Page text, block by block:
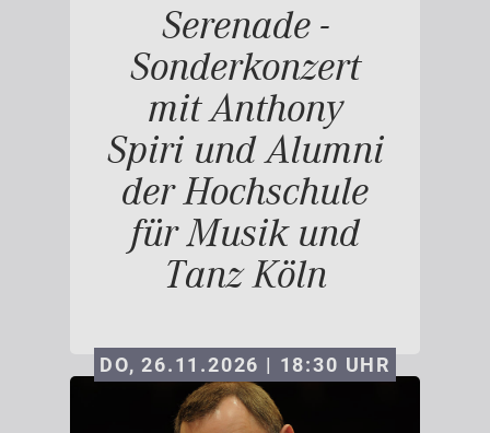
Serenade -
Sonderkonzert
mit Anthony
Spiri und Alumni
der Hochschule
für Musik und
Tanz Köln
DO, 26.11.2026 | 18:30 UHR